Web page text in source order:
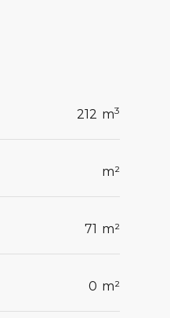
212 m3
m²
71 m²
0 m²